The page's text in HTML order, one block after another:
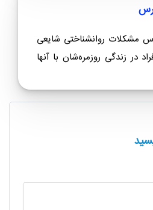
مشکلات روانشناختی شایعی
در زندگی روزمره‌شان با آنها